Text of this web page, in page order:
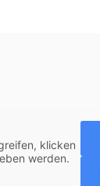
klicken
werden.